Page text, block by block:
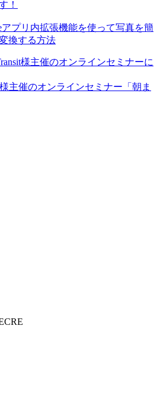
！
アプリ内拡張機能を使って写真を簡
換する方法
様主催のオンラインセミナーに
主催のオンラインセミナー「朝ま